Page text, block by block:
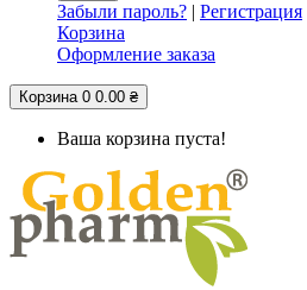
Забыли пароль? | Регистрация
Корзина
Оформление заказа
Корзина 0 0.00 ₴
Ваша корзина пуста!